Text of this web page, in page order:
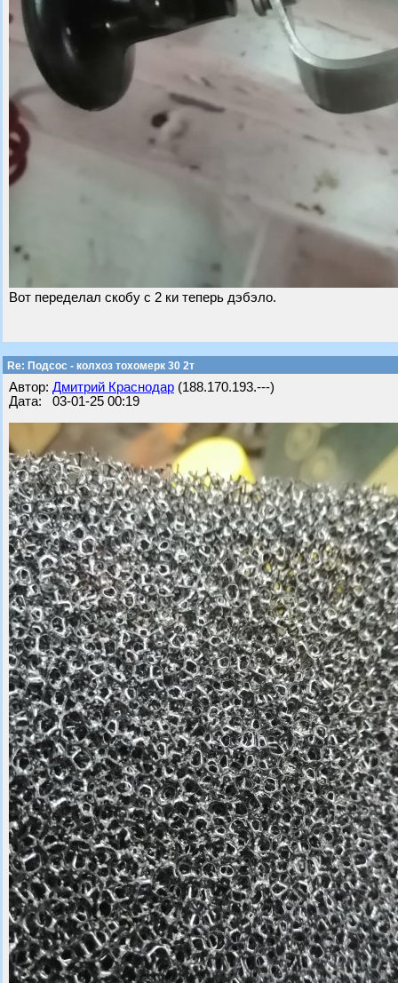
Вот переделал скобу с 2 ки теперь дэбэло.
Re: Подсос - колхоз тохомерк 30 2т
Автор: Дмитрий Краснодар (188.170.193.---)
Дата: 03-01-25 00:19